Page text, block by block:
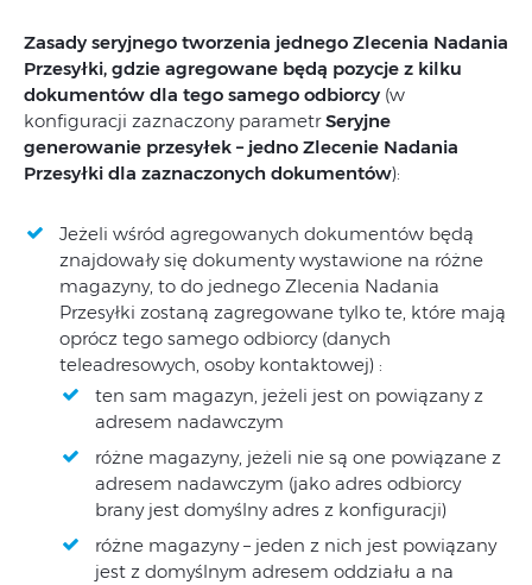
Zasady seryjnego tworzenia jednego Zlecenia Nadania
Przesyłki, gdzie agregowane będą pozycje z kilku
dokumentów dla tego samego odbiorcy (w
konfiguracji zaznaczony parametrSeryjne
generowanie przesyłek – jedno Zlecenie Nadania
Przesyłki dla zaznaczonych dokumentów):
Jeżeli wśród agregowanych dokumentów będą
znajdowały się dokumenty wystawione na różne
magazyny, to do jednego Zlecenia Nadania
Przesyłki zostaną zagregowane tylko te, które mają
oprócz tego samego odbiorcy (danych
teleadresowych, osoby kontaktowej) :
ten sam magazyn, jeżeli jest on powiązany z
adresem nadawczym
różne magazyny, jeżeli nie są one powiązane z
adresem nadawczym (jako adres odbiorcy
brany jest domyślny adres z konfiguracji)
różne magazyny – jeden z nich jest powiązany
jest z domyślnym adresem oddziału a na